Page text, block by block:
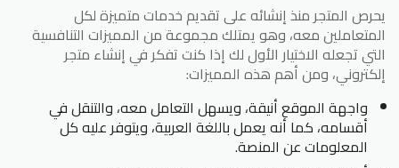
يحرص المتجر منذ إنشائه على تقديم خدمات متميزة لكل
المتعاملين معه، وهو يمتلك مجموعة من المميزات التنافسية
التي تجعله الاختيار الأول لك إذا كنت تفكر في إنشاء متجر
إلكتروني، ومن أهم هذه المميزات:
واجهة الموقع أنيقة، ويسهل التعامل معه، والتنقل في
أقسامه، كما أنه يعمل باللغة العربية، ويتوفر عليه كل
المعلومات عن المنصة.